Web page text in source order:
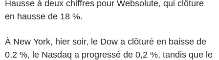
Hausse à deux chiffres pour Websolute, qui clôture
en hausse de 18 %.
À New York, hier soir, le Dow a clôturé en baisse de
0,2 %, le Nasdaq a progressé de 0,2 %, tandis que le